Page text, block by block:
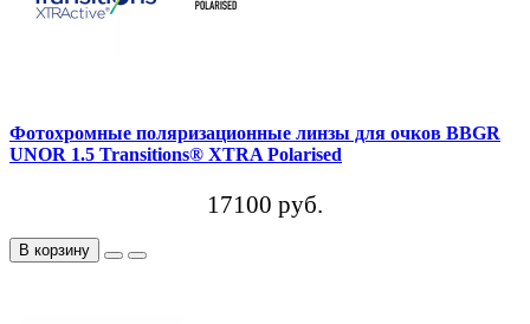
Фотохромные поляризационные линзы для очков BBGR
UNOR 1.5 Transitions® XTRA Polarised
17100 руб.
В корзину